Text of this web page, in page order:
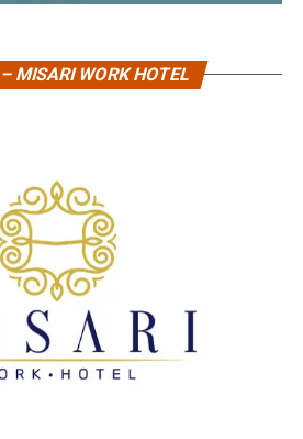
MISARI WORK HOTEL